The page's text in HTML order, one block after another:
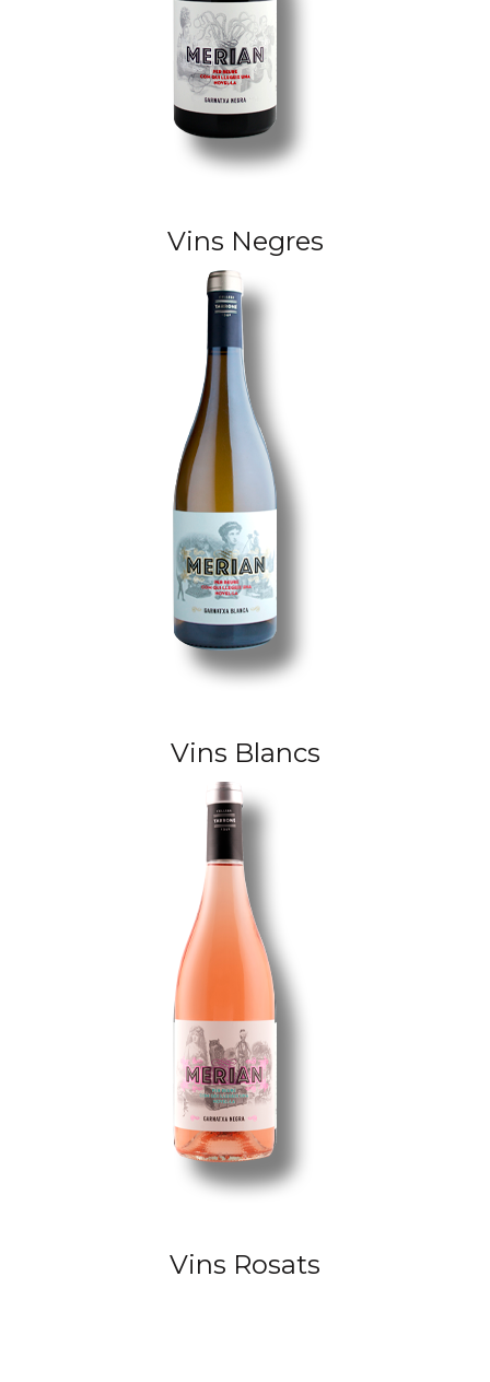
Vins Negres
Vins Blancs
Vins Rosats